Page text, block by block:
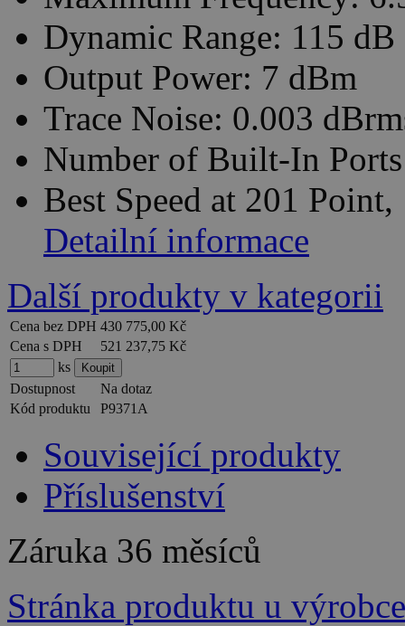
Dynamic Range: 115 dB
Output Power: 7 dBm
Trace Noise: 0.003
Number of Built-In
Best Speed at 201
Detailní informace
Další produkty v kategorii
Cena bez DPH 430 775,00 Kč
Cena s DPH
521 237,75 Kč
ks
Dostupnost
Na dotaz
Kód produktu
P9371A
Související produkty
Příslušenství
Záruka 36 měsíců
Stránka produktu u výrobce